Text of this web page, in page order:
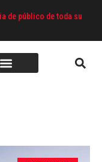
de público de toda su